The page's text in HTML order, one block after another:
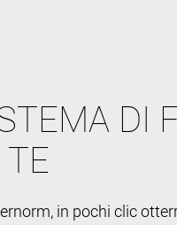
DI
TE
in pochi clic